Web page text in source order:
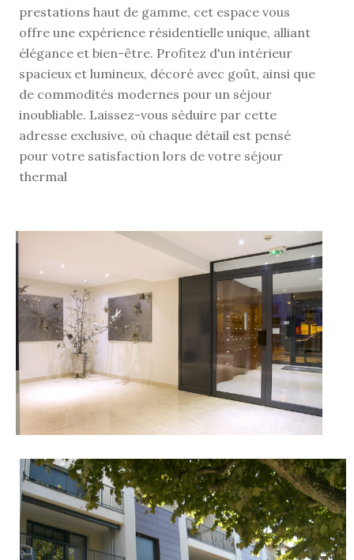
prestations haut de gamme, cet espace vous
offre une expérience résidentielle unique, alliant
élégance et bien-être. Profitez d'un intérieur
spacieux et lumineux, décoré avec goût, ainsi que
de commodités modernes pour un séjour
inoubliable. Laissez-vous séduire par cette
adresse exclusive, où chaque détail est pensé
pour votre satisfaction lors de votre séjour
thermal